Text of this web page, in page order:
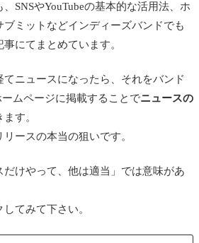
SNSやYouTubeの基本的な活用法、ホ
ミットなどインディーズバンドでも
にてまとめています。
てニュースになったら、それをバンド
ムページに掲載することでニュースの
す。
ースの本当の狙いです。
けやって、他は適当」では意味があ
てみて下さい。